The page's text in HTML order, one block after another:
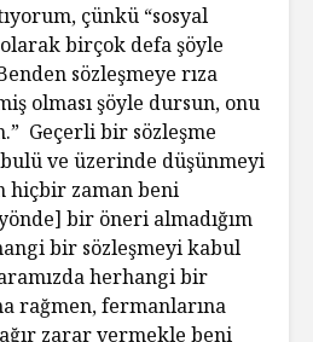
çünkü “sosyal
birçok defa şöyle
sözleşmeye rıza
olması şöyle dursun, onu
Geçerli bir sözleşme
ve üzerinde düşünmeyi
hiçbir zaman beni
bir öneri almadığım
bir sözleşmeyi kabul
herhangi bir
rağmen, fermanlarına
zarar vermekle beni